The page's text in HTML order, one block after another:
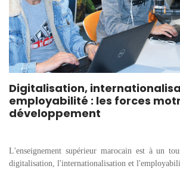
Digitalisation,
employabilité : les forces
développement
L'enseignement supérieur marocain est à un
digitalisation, l'internationalisation et